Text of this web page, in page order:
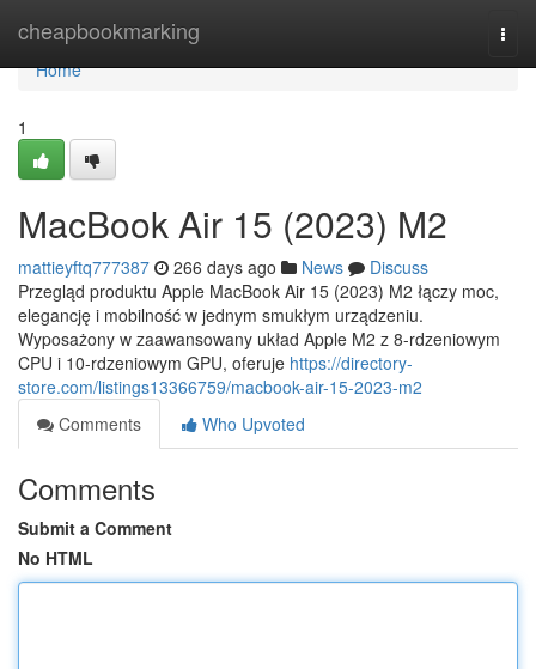
cheapbookmarking
Home
Home
1
MacBook Air 15 (2023) M2
mattieyftq777387 266 days ago News
Discuss
Przegląd produktu Apple MacBook Air 15 (2023) M2 łączy moc,
elegancję i mobilność w jednym smukłym urządzeniu.
Wyposażony w zaawansowany układ Apple M2 z 8-rdzeniowym
CPU i 10-rdzeniowym GPU, oferuje https://directory-
store.com/listings13366759/macbook-air-15-2023-m2
Comments
Who Upvoted
Comments
Submit a Comment
No HTML